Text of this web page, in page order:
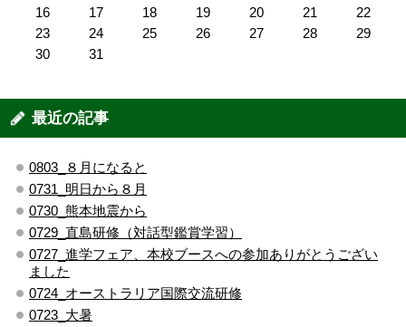
16
17 18 19 20 21
22
23
24 25 26 27 28
29
30
31
最近の記事
0803_８月になると
0731_明日から８月
0730_熊本地震から
0729_直島研修（対話型鑑賞学習）
0727_進学フェア、本校ブースへの参加ありがとうござい
ました
0724_オーストラリア国際交流研修
0723_大暑